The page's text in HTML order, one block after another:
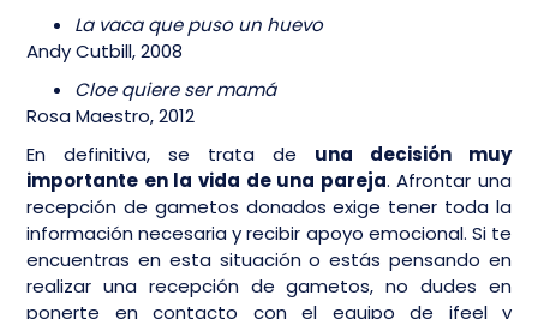
La vaca que puso un huevo
Andy Cutbill, 2008
Cloe quiere ser mamá
Rosa Maestro, 2012
En definitiva, se trata de una decisión muy
importante en la vida de una pareja. Afrontar una
recepción de gametos donados exige tener toda la
información necesaria y recibir apoyo emocional. Si te
encuentras en esta situación o estás pensando en
realizar una recepción de gametos, no dudes en
ponerte en contacto con el equipo de ifeel y